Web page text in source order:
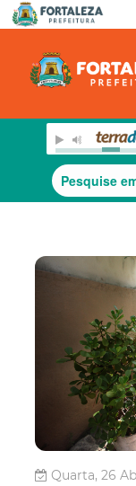
Quarta, 26